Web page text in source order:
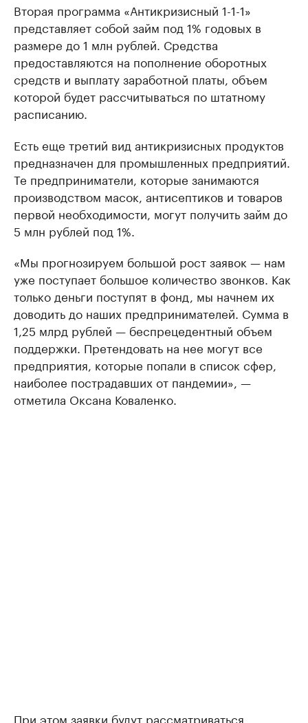
Вторая программа «Антикризисный 1-1-1»
представляет собой займ под 1% годовых в
размере до 1 млн рублей. Средства
предоставляются на пополнение оборотных
средств и выплату заработной платы, объем
которой будет рассчитываться по штатному
расписанию.
Есть еще третий вид антикризисных продуктов
предназначен для промышленных предприятий.
Те предприниматели, которые занимаются
производством масок, антисептиков и товаров
первой необходимости, могут получить займ до
5 млн рублей под 1%.
«Мы прогнозируем большой рост заявок — нам
уже поступает большое количество звонков. Как
только деньги поступят в фонд, мы начнем их
доводить до наших предпринимателей. Сумма в
1,25 млрд рублей — беспрецедентный объем
поддержки. Претендовать на нее могут все
предприятия, которые попали в список сфер,
наиболее пострадавших от пандемии», —
отметила Оксана Коваленко.
При этом заявки будут рассматриваться